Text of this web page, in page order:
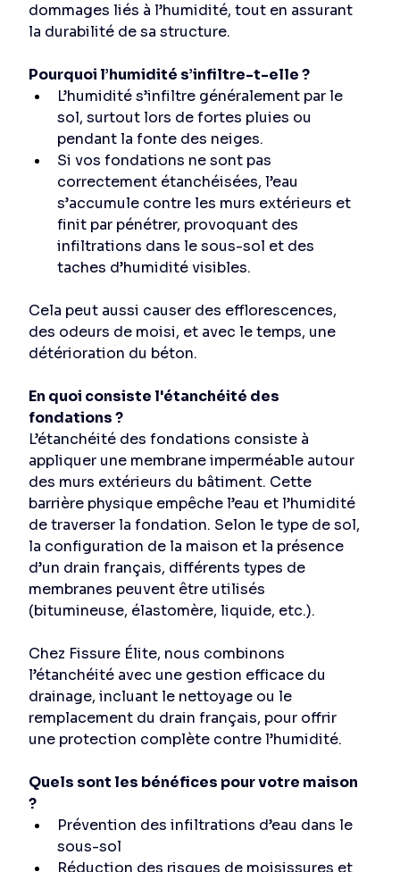
dommages liés à l’humidité, tout en assurant
la durabilité de sa structure.
Pourquoi l’humidité s’infiltre-t-elle ?
L’humidité s’infiltre généralement par le
sol, surtout lors de fortes pluies ou
pendant la fonte des neiges.
Si vos fondations ne sont pas
correctement étanchéisées, l’eau
s’accumule contre les murs extérieurs et
finit par pénétrer, provoquant des
infiltrations dans le sous-sol et des
taches d’humidité visibles.
Cela peut aussi causer des efflorescences,
des odeurs de moisi, et avec le temps, une
détérioration du béton.
En quoi consiste l'étanchéité des
fondations ?
L’étanchéité des fondations consiste à
appliquer une membrane imperméable autour
des murs extérieurs du bâtiment. Cette
barrière physique empêche l’eau et l’humidité
de traverser la fondation. Selon le type de sol,
la configuration de la maison et la présence
d’un drain français, différents types de
membranes peuvent être utilisés
(bitumineuse, élastomère, liquide, etc.).
Chez Fissure Élite, nous combinons
l’étanchéité avec une gestion efficace du
drainage, incluant le nettoyage ou le
remplacement du drain français, pour offrir
une protection complète contre l’humidité.
Quels sont les bénéfices pour votre maison
?
Prévention des infiltrations d’eau dans le
sous-sol
Réduction des risques de moisissures et